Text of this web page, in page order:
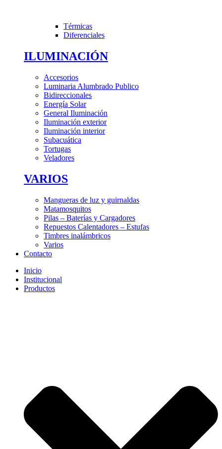
Térmicas
Diferenciales
ILUMINACIÓN
Accesorios
Luminaria Alumbrado Publico
Bidireccionales
Energía Solar
General Iluminación
Iluminación exterior
Iluminación interior
Subacuática
Tortugas
Veladores
VARIOS
Mangueras de luz y guirnaldas
Matamosquitos
Pilas – Baterías y Cargadores
Repuestos Calentadores – Estufas
Timbres inalámbricos
Varios
Contacto
Inicio
Institucional
Productos